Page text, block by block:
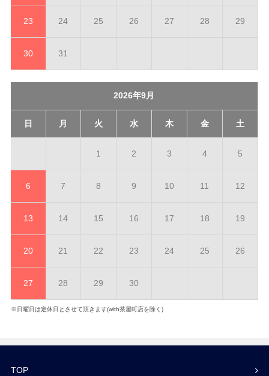
23 24 25 26 27 28 29
30 31
2026年9月
日 月 火 水 木 金 土
1 2 3 4 5
6 7 8 9 10 11 12
13 14 15 16 17 18 19
20 21 22 23 24 25 26
27 28 29 30
※日曜日は定休日とさせて頂きます(with茶屋町店を除く)
TOP